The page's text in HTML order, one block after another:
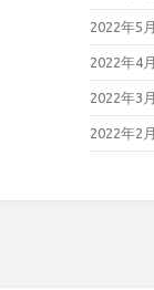
2022年5月
2022年4月
2022年3月
2022年2月